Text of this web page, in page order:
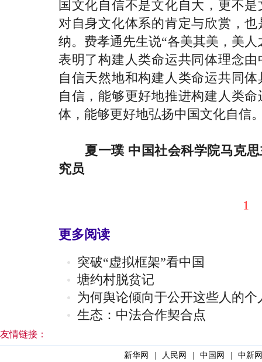
国文化自信不是文化自大，更不
对自身文化体系的肯定与欣赏，
纳。费孝通先生说“各美其美，美
表明了构建人类命运共同体理念
自信天然地和构建人类命运共同
自信，能够更好地推进构建人类
体，能够更好地弘扬中国文化自信
夏一璞 中国社会科学院马克
究员
1
更多阅读
突破“虚拟框架”看中国
塘约村脱贫记
为何舆论倾向于公开这些人的个
生态：中法合作契合点
友情链接：
新华网 人民网 中国网
中新网